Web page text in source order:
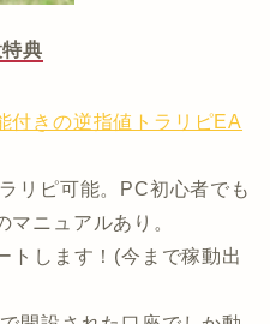
典
付きの逆指値トラリピEA
リピ可能。PC初心者でも
ニュアルあり。
トします！(今まで稼動出